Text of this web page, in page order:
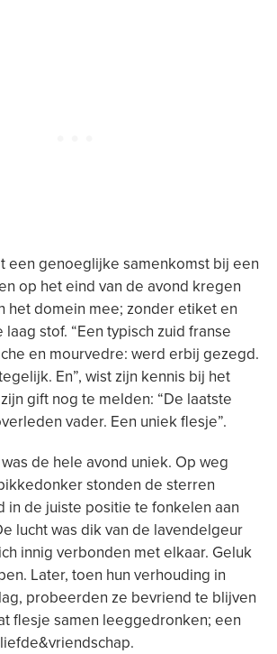
een genoeglijke samenkomst bij een
op het eind van de avond kregen
het domein mee; zonder etiket en
stof. “Een typisch zuid franse
en mourvedre: werd erbij gezegd.
En”, wist zijn kennis bij het
gift nog te melden: “De laatste
vader. Een uniek flesje”.
de hele avond uniek. Op weg
stonden de sterren
in de juiste positie te fonkelen aan
lucht was dik van de lavendelgeur
innig verbonden met elkaar. Geluk
Later, toen hun verhouding in
probeerden ze bevriend te blijven
flesje samen leeggedronken; een